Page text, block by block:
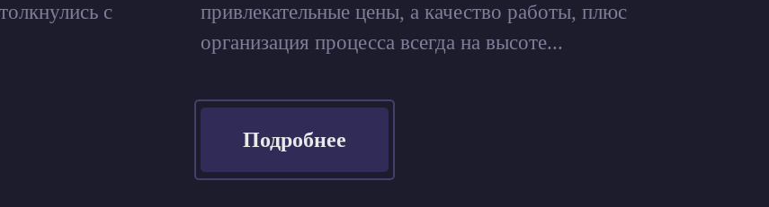
с
привлекательные цены, а качество работы, плюс
организация процесса всегда на высоте...
Подробнее